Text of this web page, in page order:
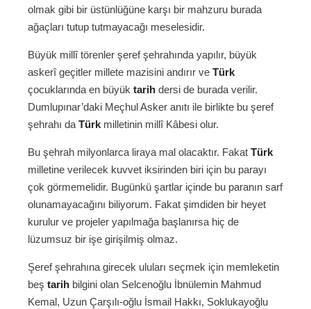
olmak gibi bir üstünlüğüne karşı bir mahzuru burada
ağaçları tutup tutmayacağı meselesidir.
Büyük millî törenler şeref şehrahında yapılır, büyük
askerî geçitler millete mazisini andırır ve Türk
çocuklarında en büyük tarih dersi de burada verilir.
Dumlupınar’daki Meçhul Asker anıtı ile birlikte bu şeref
şehrahı da Türk milletinin millî Kâbesi olur.
Bu şehrah milyonlarca liraya mal olacaktır. Fakat Türk
milletine verilecek kuvvet iksirinden biri için bu parayı
çok görmemelidir. Bugünkü şartlar içinde bu paranın sarf
olunamayacağını biliyorum. Fakat şimdiden bir heyet
kurulur ve projeler yapılmağa başlanırsa hiç de
lüzumsuz bir işe girişilmiş olmaz.
Şeref şehrahına girecek uluları seçmek için memleketin
beş tarih bilgini olan Selcenoğlu İbnülemin Mahmud
Kemal, Uzun Çarşılı-oğlu İsmail Hakkı, Soklukayoğlu